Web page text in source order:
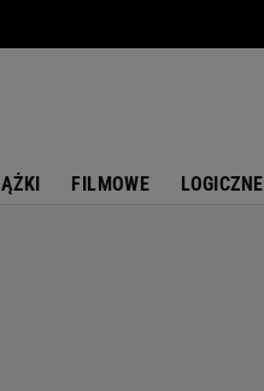
FILMOWE LOGICZNE